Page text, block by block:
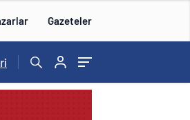
Gazeteler